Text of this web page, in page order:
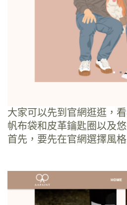
大家可以先到官網逛逛，
帆布袋和皮革鑰匙圈以及
首先，要先在官網選擇風